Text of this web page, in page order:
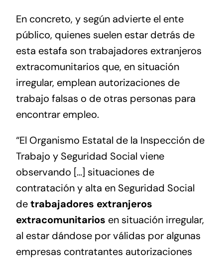
En concreto, y según advierte el ente
público, quienes suelen estar detrás de
esta estafa son trabajadores extranjeros
extracomunitarios que, en situación
irregular, emplean autorizaciones de
trabajo falsas o de otras personas para
encontrar empleo.
“El Organismo Estatal de la Inspección de
Trabajo y Seguridad Social viene
observando […] situaciones de
contratación y alta en Seguridad Social
detrabajadores extranjeros
extracomunitarios en situación irregular,
al estar dándose por válidas por algunas
empresas contratantes autorizaciones